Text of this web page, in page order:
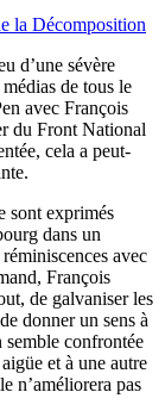
la Décomposition
d’une sévère
de tous le
avec François
du Front National
cela a peut-
sont exprimés
dans un
avec
François
de galvaniser les
donner un sens à
semble confrontée
et à une autre
n’améliorera pas